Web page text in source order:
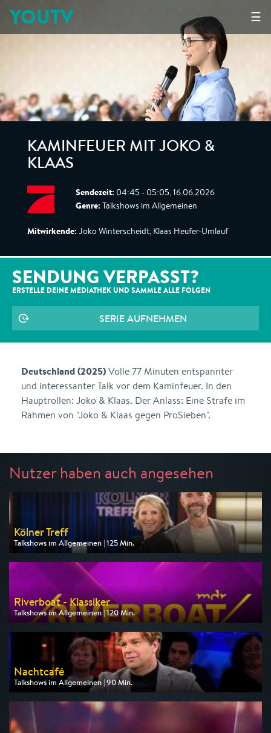
☰
YOUTV
KAMINFEUER MIT JOKO &
KLAAS
Sendezeit: 04:45 - 05:05, 16.06.2026
Genre: Talkshows im Allgemeinen
Mitwirkende: Joko Winterscheidt, Klaas Heufer-Umlauf
SENDUNG VERPASST?
ERSTELLE DEINE MEDIATHEK UND SAMMLE ALLE FOLGEN
SERIE AUFNEHMEN
Deutschland (2025)Volle 77 Minuten entspannter
und interessanter Talk vor dem Kaminfeuer. In den
Hauptrollen: Joko & Klaas. Der Anlass: Eine Strafe im
Rahmen von "Joko & Klaas gegen ProSieben".
Nutzer haben auch angesehen
Kölner Treff
Talkshows im Allgemeinen | 125 Min.
Ausgestrahlt von WDR
am 07.08.2026, 22:00
Riverboat - Klassiker
Talkshows im Allgemeinen | 120 Min.
Ausgestrahlt von MDR
am 07.08.2026, 22:00
Nachtcafé
Talkshows im Allgemeinen | 90 Min.
Ausgestrahlt von SWR
am 07.08.2026, 22:00